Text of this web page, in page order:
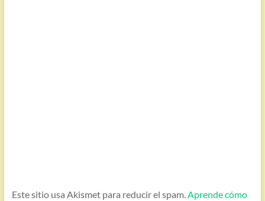
Este sitio usa Akismet para reducir el spam.Aprende cómo